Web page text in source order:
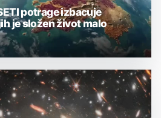
potrage izbacuje
je složen život malo